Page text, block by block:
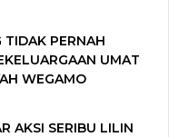
TIDAK PERNAH
UMAT
WEGAMO
AKSI SERIBU LILIN